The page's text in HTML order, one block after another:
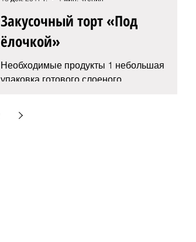
Закусочный торт «Под
ёлочкой»
Необходимые продукты 1 небольшая
упаковка готового слоеного